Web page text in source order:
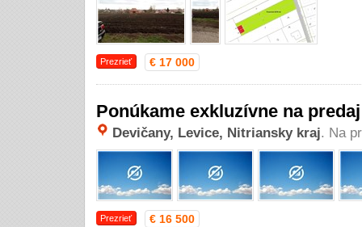
Prezrieť € 17 000
Ponúkame exkluzívne na
Devičany, Levice, Nitriansky kraj. Na
Prezrieť € 16 500